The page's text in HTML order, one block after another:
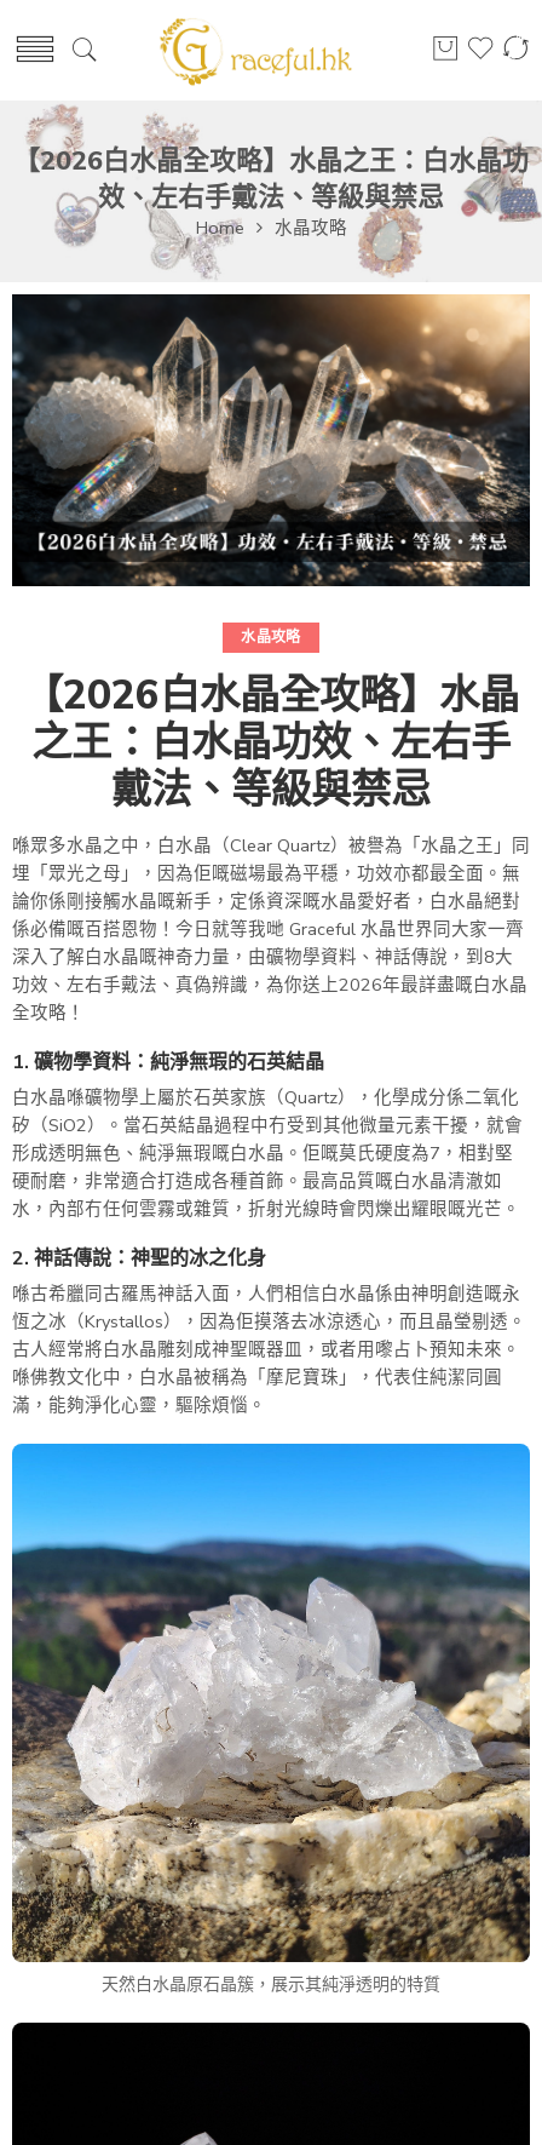
【2026白水晶全攻略】水晶之王：白水晶功
效、左右手戴法、等級與禁忌
Home 水晶攻略
水晶攻略
【2026白水晶全攻略】水晶
之王：白水晶功效、左右手
戴法、等級與禁忌
喺眾多水晶之中，白水晶（Clear Quartz）被譽為「水晶之王」同
埋「眾光之母」，因為佢嘅磁場最為平穩，功效亦都最全面。無
論你係剛接觸水晶嘅新手，定係資深嘅水晶愛好者，白水晶絕對
係必備嘅百搭恩物！今日就等我哋 Graceful 水晶世界同大家一齊
深入了解白水晶嘅神奇力量，由礦物學資料、神話傳說，到8大
功效、左右手戴法、真偽辨識，為你送上2026年最詳盡嘅白水晶
全攻略！
1. 礦物學資料：純淨無瑕的石英結晶
白水晶喺礦物學上屬於石英家族（Quartz），化學成分係二氧化
矽（SiO2）。當石英結晶過程中冇受到其他微量元素干擾，就會
形成透明無色、純淨無瑕嘅白水晶。佢嘅莫氏硬度為7，相對堅
硬耐磨，非常適合打造成各種首飾。最高品質嘅白水晶清澈如
水，內部冇任何雲霧或雜質，折射光線時會閃爍出耀眼嘅光芒。
2. 神話傳說：神聖的冰之化身
喺古希臘同古羅馬神話入面，人們相信白水晶係由神明創造嘅永
恆之冰（Krystallos），因為佢摸落去冰涼透心，而且晶瑩剔透。
古人經常將白水晶雕刻成神聖嘅器皿，或者用嚟占卜預知未來。
喺佛教文化中，白水晶被稱為「摩尼寶珠」，代表住純潔同圓
滿，能夠淨化心靈，驅除煩惱。
天然白水晶原石晶簇，展示其純淨透明的特質